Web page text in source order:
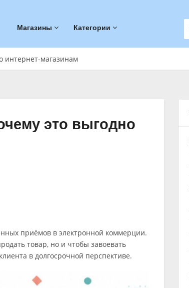
Магазины Категории
интернет-магазинам
это выгодно
приёмов в электронной коммерции.
товар, но и чтобы завоевать
в долгосрочной перспективе.